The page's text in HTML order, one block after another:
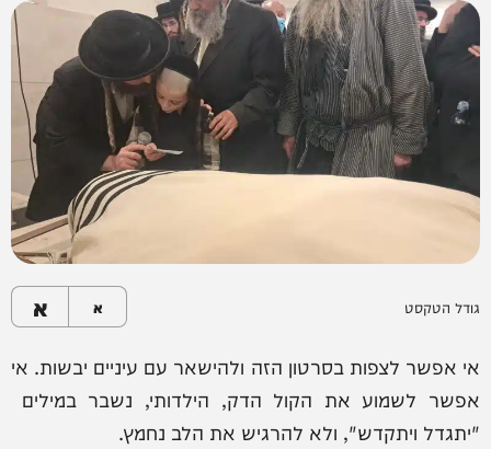
גודל הטקסט א א
אי אפשר לצפות בסרטון הזה ולהישאר עם עיניים יבשות. אי
אפשר לשמוע את הקול הדק, הילדותי, נשבר במילים
"יתגדל ויתקדש", ולא להרגיש את הלב נחמץ.